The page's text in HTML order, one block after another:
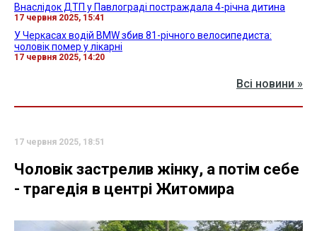
Внаслідок ДТП у Павлограді постраждала 4-річна дитина
17 червня 2025, 15:41
У Черкасах водій BMW збив 81-річного велосипедиста:
чоловік помер у лікарні
17 червня 2025, 14:20
Всі новини »
17 червня 2025, 18:51
Чоловік застрелив жінку, а потім себе
- трагедія в центрі Житомира